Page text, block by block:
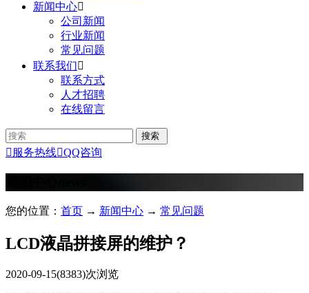
新闻中心
公司新闻
行业新闻
常见问题
联系我们
联系方式
人才招聘
在线留言
 服务热线QQ咨询
您的位置： 首页 → 新闻中心 → 常见问题
LCD液晶拼接屏的维护？
2020-09-15(8383)次浏览